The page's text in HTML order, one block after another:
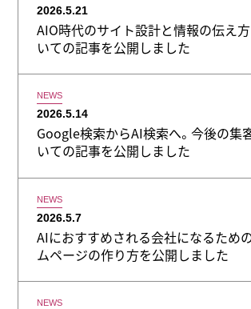
2026.5.21
AIO時代のサイト設計と情報の伝え
いての記事を公開しました
NEWS
2026.5.14
Google検索からAI検索へ。今後の集
いての記事を公開しました
NEWS
2026.5.7
AIにおすすめされる会社になるため
ムページの作り方を公開しました
NEWS